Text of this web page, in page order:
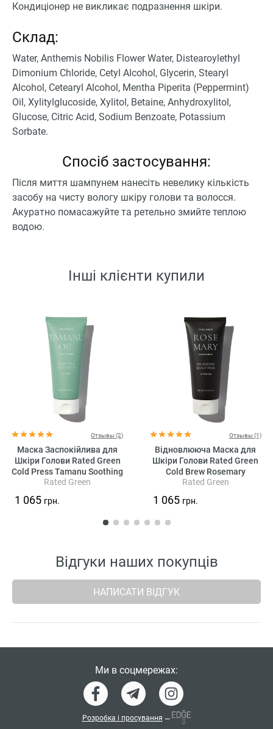
Кондиціонер не викликає подразнення шкіри.
Склад:
Water, Anthemis Nobilis Flower Water, Distearoylethyl
Dimonium Chloride, Cetyl Alcohol, Glycerin, Stearyl
Alcohol, Cetearyl Alcohol, Mentha Piperita (Peppermint)
Oil, Xylitylglucoside, Xylitol, Betaine, Anhydroxylitol,
Glucose, Citric Acid, Sodium Benzoate, Potassium
Sorbate.
Спосіб застосування:
Після миття шампунем нанесіть невелику кількість
засобу на чисту вологу шкіру голови та волосся.
Акуратно помасажуйте та ретельно змийте теплою
водою.
Інші клієнти купили
Отзывы (2)
Маска Заспокійлива для
Шкіри Голови Rated Green
Cold Press Tamanu Soothing
Scalp Pack
Rated Green
1 065 грн.
Отзывы (1)
Відновлююча Маска для
Шкіри Голови Rated Green
Cold Brew Rosemary
Balancing Scalp Pack
Rated Green
1 065 грн.
Відгуки наших покупців
НАПИСАТИ ВІДГУК
Ми в соцмережах:
Розробка і просування —